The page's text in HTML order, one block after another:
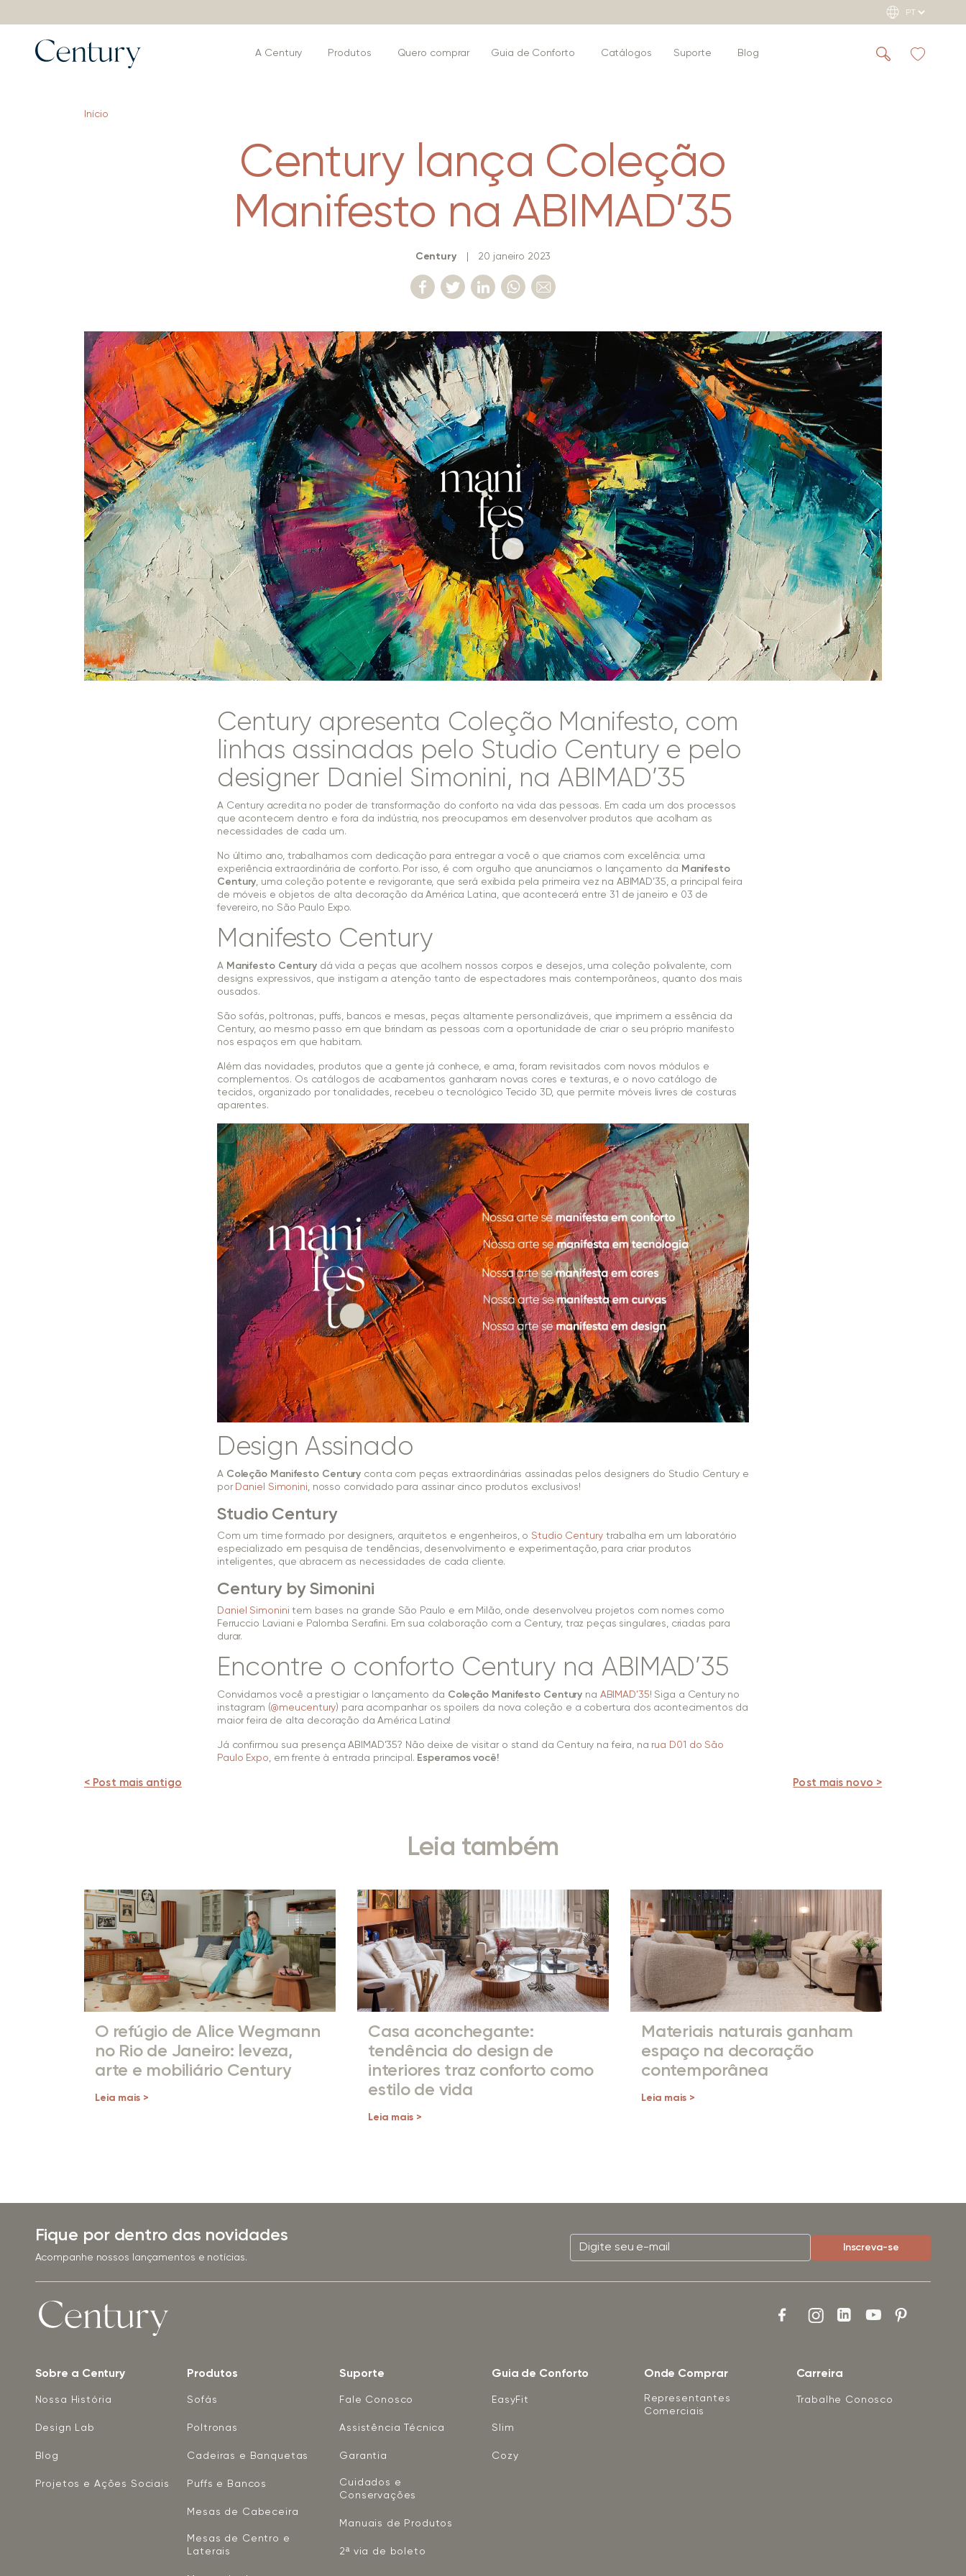
A Century Produtos Quero comprar Guia de Conforto Catálogos Suporte Blog
Início
Century lança Coleção
Manifesto na ABIMAD’35
Century 20 janeiro 2023
Century apresenta Coleção Manifesto, com
linhas assinadas pelo Studio Century e pelo
designer Daniel Simonini, na ABIMAD’35
A Century acredita no poder de transformação do conforto na vida das pessoas. Em cada um dos processos
que acontecem dentro e fora da indústria, nos preocupamos em desenvolver produtos que acolham as
necessidades de cada um.
No último ano, trabalhamos com dedicação para entregar a você o que criamos com excelência: uma
experiência extraordinária de conforto. Por isso, é com orgulho que anunciamos o lançamento da Manifesto
Century , uma coleção potente e revigorante, que será exibida pela primeira vez na ABIMAD’35, a principal feira
de móveis e objetos de alta decoração da América Latina, que acontecerá entre 31 de janeiro e 03 de
fevereiro, no São Paulo Expo.
Manifesto Century
A Manifesto Century dá vida a peças que acolhem nossos corpos e desejos, uma coleção polivalente, com
designs expressivos, que instigam a atenção tanto de espectadores mais contemporâneos, quanto dos mais
ousados.
São sofás, poltronas, puffs, bancos e mesas, peças altamente personalizáveis, que imprimem a essência da
Century, ao mesmo passo em que brindam as pessoas com a oportunidade de criar o seu próprio manifesto
nos espaços em que habitam.
Além das novidades, produtos que a gente já conhece, e ama, foram revisitados com novos módulos e
complementos. Os catálogos de acabamentos ganharam novas cores e texturas, e o novo catálogo de
tecidos, organizado por tonalidades, recebeu o tecnológico Tecido 3D, que permite móveis livres de costuras
aparentes.
Design Assinado
AColeção Manifesto Century conta com peças extraordinárias assinadas pelos designers do Studio Century e
por Daniel Simonini, nosso convidado para assinar cinco produtos exclusivos!
Studio Century
Com um time formado por designers, arquitetos e engenheiros, o Studio Centurytrabalha em um laboratório
especializado em pesquisa de tendências, desenvolvimento e experimentação, para criar produtos
inteligentes, que abracem as necessidades de cada cliente.
Century by Simonini
Daniel Simonini tem bases na grande São Paulo e em Milão, onde desenvolveu projetos com nomes como
Ferruccio Laviani e Palomba Serafini. Em sua colaboração com a Century, traz peças singulares, criadas para
durar.
Encontre o conforto Century na ABIMAD’35
Convidamos você a prestigiar o lançamento da Coleção Manifesto Century na ABIMAD’35! Siga a Century no
instagram (@meucentury) para acompanhar os spoilers da nova coleção e a cobertura dos acontecimentos da
maior feira de alta decoração da América Latina!
Já confirmou sua presença ABIMAD’35? Não deixe de visitar o stand da Century na feira, na rua D01 do São
Paulo Expo, em frente à entrada principal. Esperamos você!
< Post mais antigo Post mais novo >
Leia também
O refúgio de Alice Wegmann
no Rio de Janeiro: leveza,
arte e mobiliário Century
Leia mais >
Casa aconchegante:
tendência do design de
interiores traz conforto como
estilo de vida
Leia mais >
Materiais naturais ganham
espaço na decoração
contemporânea
Leia mais >
Fique por dentro das novidades
Acompanhe nossos lançamentos e notícias.
Sobre a Century
Nossa História
Design Lab
Blog
Projetos e Ações Sociais
Produtos
Sofás
Poltronas
Cadeiras e Banquetas
Puffs e Bancos
Mesas de Cabeceira
Mesas de Centro e
Laterais
Suporte
Fale Conosco
Assistência Técnica
Garantia
Cuidados e
Conservações
Manuais de Produtos
2ª via de boleto
Guia de Conforto
EasyFit
Slim
Cozy
Onde Comprar
Representantes
Comerciais
Carreira
Trabalhe Conosco